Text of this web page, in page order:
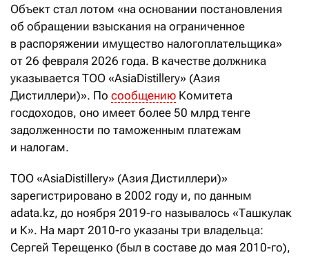
Объект стал лотом «на основании постановления
об обращении взыскания на ограниченное
в распоряжении имущество налогоплательщика»
от 26 февраля 2026 года. В качестве должника
указывается ТОО «AsiaDistillery» (Азия
Дистиллери)». По сообщению Комитета
госдоходов, оно имеет более 50 млрд тенге
задолженности по таможенным платежам
и налогам.
ТОО «AsiaDistillery» (Азия Дистиллери)»
зарегистрировано в 2002 году и, по данным
adata.kz, до ноября 2019-го называлось «Ташкулак
и К». На март 2010-го указаны три владельца:
Сергей Терещенко (был в составе до мая 2010-го),